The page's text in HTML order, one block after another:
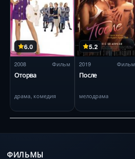
6.0
2008 Фильм
Оторва
драма, комедия
5.2
2019 Фильм
После
мелодрама
ФИЛЬМЫ